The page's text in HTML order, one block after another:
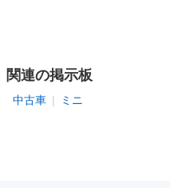
関連の掲示板
中古車 ミニ